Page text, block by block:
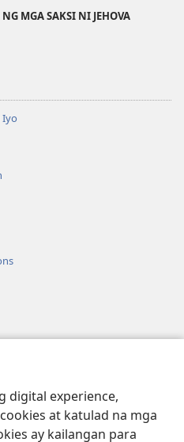
digital experience,
at katulad na mga
ay kailangan para
MAGASIN
MGA SAKSI NI JEHOVA
Iyo